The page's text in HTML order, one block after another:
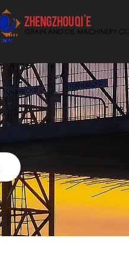
النباتية الموردون